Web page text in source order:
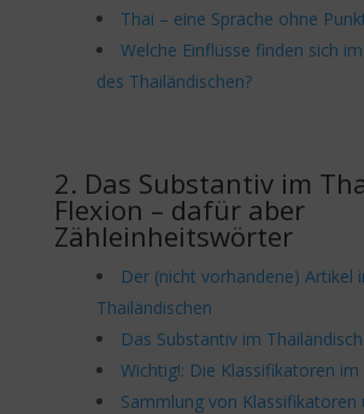
Thai – eine Sprache ohne
Welche Einflüsse finden sich
des Thailändischen?
2. Das Substantiv im
Flexion – dafür aber
Zähleinheitswörter
Der (nicht vorhandene) Artikel
Thailändischen
Das Substantiv im
Wichtig!: Die Klassifikatoren im
Sammlung von Klassifikatoren